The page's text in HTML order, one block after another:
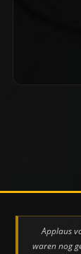
Applaus
waren nog